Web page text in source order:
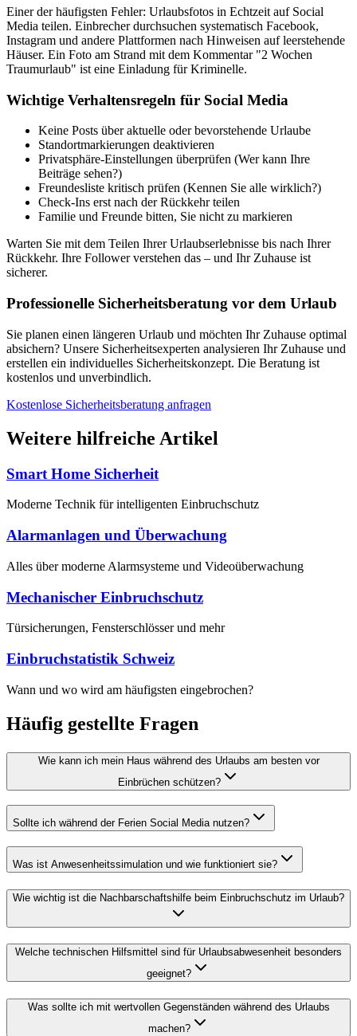
Einer der häufigsten Fehler: Urlaubsfotos in Echtzeit auf Social
Media teilen. Einbrecher durchsuchen systematisch Facebook,
Instagram und andere Plattformen nach Hinweisen auf leerstehende
Häuser. Ein Foto am Strand mit dem Kommentar "2 Wochen
Traumurlaub" ist eine Einladung für Kriminelle.
Wichtige Verhaltensregeln für Social Media
Keine Posts über aktuelle oder bevorstehende Urlaube
Standortmarkierungen deaktivieren
Privatsphäre-Einstellungen überprüfen (Wer kann Ihre
Beiträge sehen?)
Freundesliste kritisch prüfen (Kennen Sie alle wirklich?)
Check-Ins erst nach der Rückkehr teilen
Familie und Freunde bitten, Sie nicht zu markieren
Warten Sie mit dem Teilen Ihrer Urlaubserlebnisse bis nach Ihrer
Rückkehr. Ihre Follower verstehen das – und Ihr Zuhause ist
sicherer.
Professionelle Sicherheitsberatung vor dem Urlaub
Sie planen einen längeren Urlaub und möchten Ihr Zuhause optimal
absichern? Unsere Sicherheitsexperten analysieren Ihr Zuhause und
erstellen ein individuelles Sicherheitskonzept. Die Beratung ist
kostenlos und unverbindlich.
Kostenlose Sicherheitsberatung anfragen
Weitere hilfreiche Artikel
Smart Home Sicherheit
Moderne Technik für intelligenten Einbruchschutz
Alarmanlagen und Überwachung
Alles über moderne Alarmsysteme und Videoüberwachung
Mechanischer Einbruchschutz
Türsicherungen, Fensterschlösser und mehr
Einbruchstatistik Schweiz
Wann und wo wird am häufigsten eingebrochen?
Häufig gestellte Fragen
Wie kann ich mein Haus während des Urlaubs am besten vor
Einbrüchen schützen?
Sollte ich während der Ferien Social Media nutzen?
Was ist Anwesenheitssimulation und wie funktioniert sie?
Wie wichtig ist die Nachbarschaftshilfe beim Einbruchschutz im Urlaub?
Welche technischen Hilfsmittel sind für Urlaubsabwesenheit besonders
geeignet?
Was sollte ich mit wertvollen Gegenständen während des Urlaubs
machen?